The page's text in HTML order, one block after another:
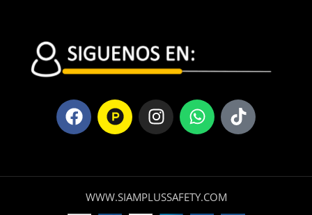
WWW.SIAMPLUSSAFETY.COM